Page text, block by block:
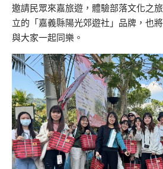
邀請民眾來嘉旅遊，體驗部落文化之
立的「嘉義縣陽光郊遊社」品牌，也
與大家一起同樂。